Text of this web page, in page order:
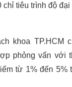
chỉ tiêu trình độ
khoa TP.HCM
phỏng vấn với
từ 1% đến 5%